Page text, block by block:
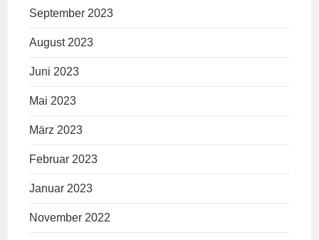
September 2023
August 2023
Juni 2023
Mai 2023
März 2023
Februar 2023
Januar 2023
November 2022